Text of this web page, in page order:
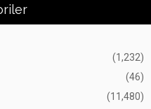
(1,232)
(46)
(11,480)